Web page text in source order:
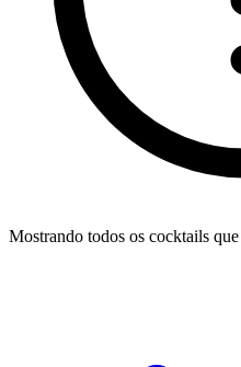
Mostrando todos os cocktails